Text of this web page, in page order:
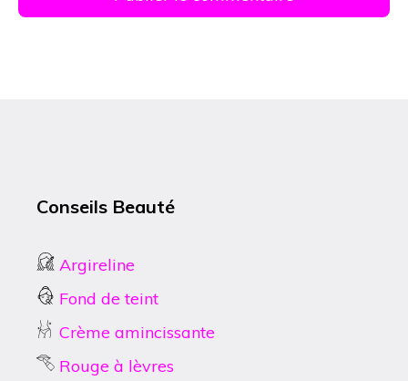
Conseils Beauté
Argireline
Fond de teint
Crème amincissante
Rouge à lèvres